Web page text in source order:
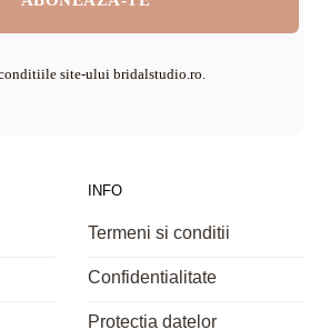
site-ului bridalstudio.ro.
INFO
Termeni si conditii
Confidentialitate
Protectia datelor